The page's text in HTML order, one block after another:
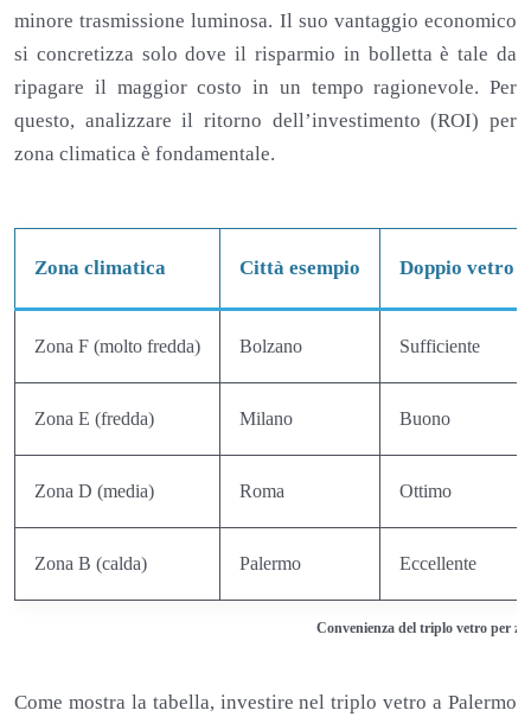
minore trasmissione luminosa. Il suo vantaggio economico
si concretizza solo dove il risparmio in bolletta è tale da
ripagare il maggior costo in un tempo ragionevole. Per
questo, analizzare il ritorno dell’investimento (ROI) per
zona climatica è fondamentale.
Convenienza del triplo vetro per
Zona climatica Città esempio Doppio vetro
Zona F (molto fredda) Bolzano Sufficiente
Zona E (fredda) Milano Buono
Zona D (media) Roma Ottimo
Zona B (calda) Palermo Eccellente
Come mostra la tabella, investire nel triplo vetro a Palermo